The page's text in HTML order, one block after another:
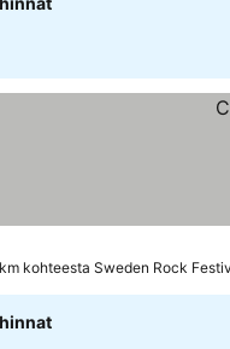
kohteesta Sweden Rock